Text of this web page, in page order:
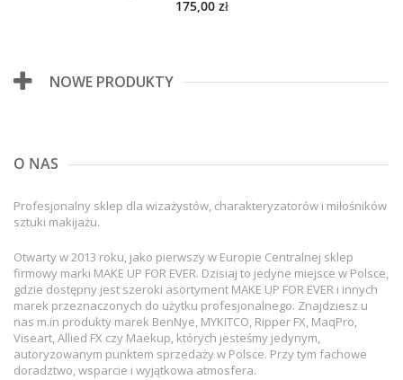
175,00 zł
NOWE PRODUKTY
O NAS
Profesjonalny sklep dla wizażystów, charakteryzatorów i miłośników
sztuki makijażu.
Otwarty w 2013 roku, jako pierwszy w Europie Centralnej sklep
firmowy marki MAKE UP FOR EVER. Dzisiaj to jedyne miejsce w Polsce,
gdzie dostępny jest szeroki asortyment MAKE UP FOR EVER i innych
marek przeznaczonych do użytku profesjonalnego. Znajdziesz u
nas m.in produkty marek BenNye, MYKITCO, Ripper FX, MaqPro,
Viseart, Allied FX czy Maekup, których jesteśmy jedynym,
autoryzowanym punktem sprzedaży w Polsce. Przy tym fachowe
doradztwo, wsparcie i wyjątkowa atmosfera.